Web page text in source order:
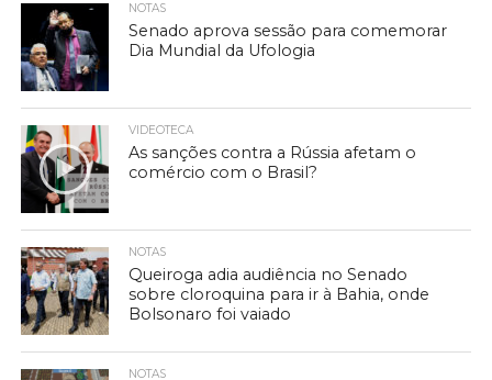
NOTAS
Senado aprova sessão para comemorar
Dia Mundial da Ufologia
VIDEOTECA
As sanções contra a Rússia afetam o
comércio com o Brasil?
NOTAS
Queiroga adia audiência no Senado
sobre cloroquina para ir à Bahia, onde
Bolsonaro foi vaiado
NOTAS